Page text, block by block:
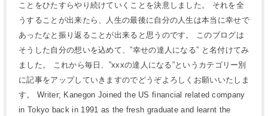
ことをひたすらやり続けていくことを決意しました。 それを全
うすることが出来たら、人生の最後に自分の人生は本当に幸せで
あったなと振り返ることが出来ると思うのです。 このブログは
そうした自分の想いを込めて、”幸せの達人になる” と名付けてみ
ました。 これから毎日、”xxxの達人になる”というカテゴリー別
に記事をアップしていきますのでどうぞよろしくお願いいたしま
す。 Writer; Kanegon Joined the US financial related company
in Tokyo back in 1991 as the fresh graduate and learnt the